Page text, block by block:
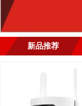
新品推荐